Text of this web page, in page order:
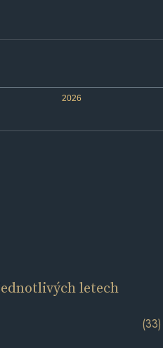
2026
letech
(33)